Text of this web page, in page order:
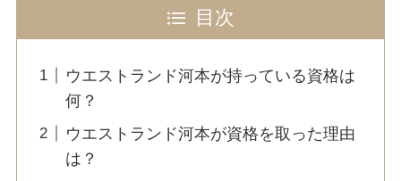
目次
ウエストランド河本が持っている資格は
何？
ウエストランド河本が資格を取った理由
は？